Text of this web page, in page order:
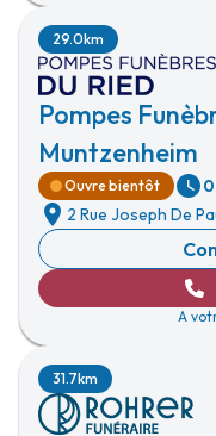
Pompes
Muntzenheim
29.0km
Ouvre bientôt
2 Rue Joseph De
A
31.7km